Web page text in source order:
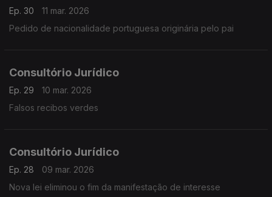
Ep. 30
11 mar. 2026
Pedido de nacionalidade portuguesa originária pelo pai
Consultório Jurídico
Ep. 29
10 mar. 2026
Falsos recibos verdes
Consultório Jurídico
Ep. 28
09 mar. 2026
Nova lei eliminou o fim da manifestação de interesse